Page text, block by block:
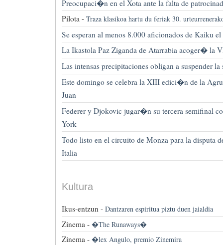
Preocupaci�n en el Xota ante la falta de
Pilota - Traza klasikoa hartu du feriak 30.
Se esperan al menos 8.000 aficionados de Kaiku
La Ikastola Paz Ziganda de Atarrabia acoger� la
Las intensas precipitaciones obligan a suspender la
Este domingo se celebra la XIII edici�n de la
Juan
Federer y Djokovic jugar�n su tercera semifinal
York
Todo listo en el circuito de Monza para la disputa
Italia
Kultura
Ikus-entzun - Dantzaren espiritua piztu duen jaialdia
Zinema - �The Runaways�
Zinema - �lex Angulo, premio Zinemira